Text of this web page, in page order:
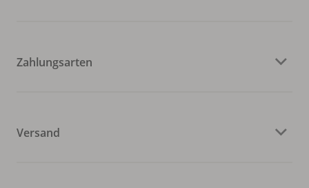
Zahlungsarten
Versand